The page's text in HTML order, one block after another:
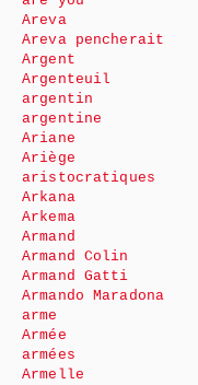
Areva
Areva pencherait
Argent
Argenteuil
argentin
argentine
Ariane
Ariège
aristocratiques
Arkana
Arkema
Armand
Armand Colin
Armand Gatti
Armando Maradona
arme
Armée
armées
Armelle